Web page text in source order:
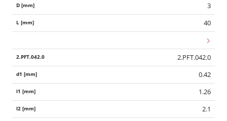
3
40
2.PFT.042.0
0.42
1.26
2.1